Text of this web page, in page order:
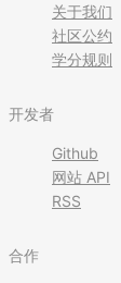
关于我们
社区公约
学分规则
开发者
Github
网站 API
RSS
合作